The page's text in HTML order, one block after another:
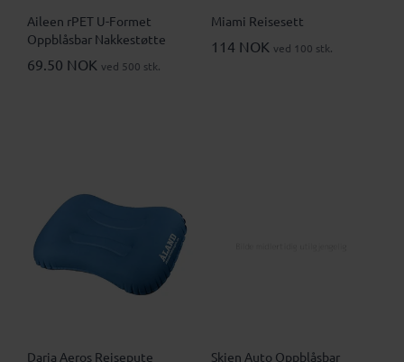
Aileen rPET U-Formet
Oppblåsbar Nakkestøtte
69.50 NOK ved 500 stk.
Miami Reisesett
114 NOK ved 100 stk.
Daria Aeros Reisepute
Skien Auto Oppblåsbar